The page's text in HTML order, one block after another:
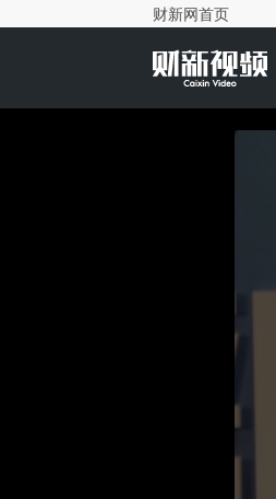
财新网首页